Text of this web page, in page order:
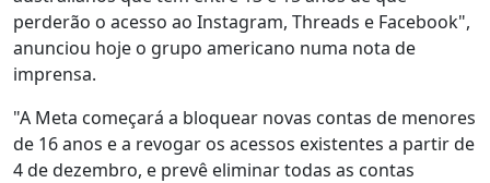
perderão o acesso ao Instagram, Threads e Facebook",
anunciou hoje o grupo americano numa nota de
imprensa.
"A Meta começará a bloquear novas contas de menores
de 16 anos e a revogar os acessos existentes a partir de
4 de dezembro, e prevê eliminar todas as contas